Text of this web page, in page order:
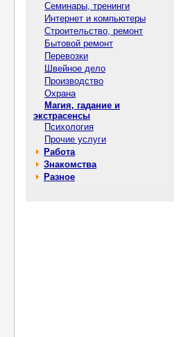
Семинары, тренинги
Интернет и компьютеры
Строительство, ремонт
Бытовой ремонт
Перевозки
Швейное дело
Производство
Охрана
Магия, гадание и
экстрасенсы
Психология
Прочие услуги
Работа
Знакомства
Разное